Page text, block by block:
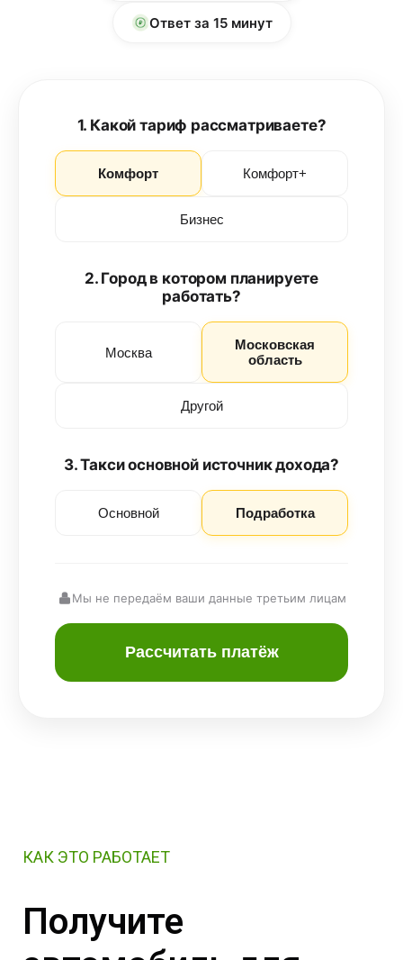
Ответ за 15 минут
1. Какой тариф рассматриваете?
Комфорт Комфорт+
Бизнес
2. Город в котором планируете
работать?
Москва
Московская
область
Другой
3. Такси основной источник дохода?
Основной Подработка
Мы не передаём ваши данные третьим лицам
Рассчитать платёж
КАК ЭТО РАБОТАЕТ
Получите